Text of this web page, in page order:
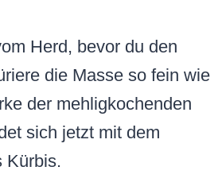
Herd, bevor du den
die Masse so fein wie
der mehligkochenden
sich jetzt mit dem
Kürbis.